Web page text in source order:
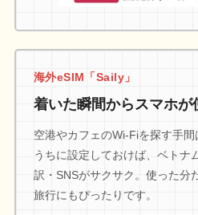
海外eSIM「Saily」
着いた瞬間からスマホが
空港やカフェのWi-Fiを探す手
うちに設定しておけば、ベトナ
訳・SNSがサクサク。使った分
旅行にもぴったりです。